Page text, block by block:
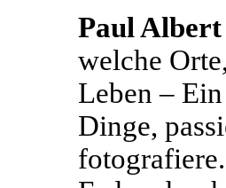
Paul
welche
Leben –
Dinge,